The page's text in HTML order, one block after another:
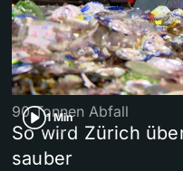
1 Min
90 Tonnen Abfall
So wird Zürich
sauber